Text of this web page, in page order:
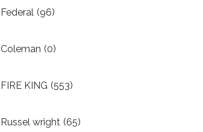
Federal (96)
Coleman (0)
FIRE KING (553)
Russel wright (65)